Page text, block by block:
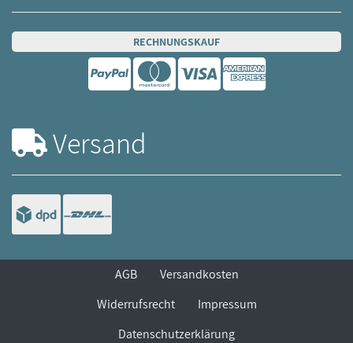
RECHNUNGSKAUF
Versand
AGB
Versandkosten
Widerrufsrecht
Impressum
Datenschutzerklärung